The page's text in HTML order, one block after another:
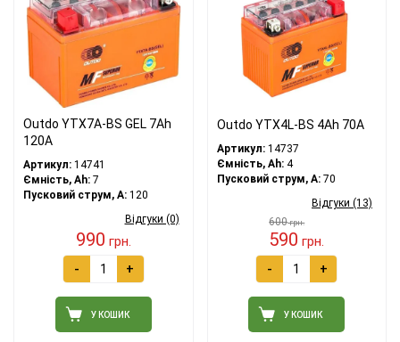
Outdo YTX7A-BS GEL 7Аh
120А
Артикул: 14741
Ємність, Ah: 7
Пусковий струм, A: 120
Відгуки (0)
990 грн.
- +
У КОШИК
Outdo YTX4L-BS 4Аh 70А
Артикул:14737
Ємність, Ah:4
Пусковий струм, A:70
Відгуки (13)
600грн.
590 грн.
- +
У КОШИК